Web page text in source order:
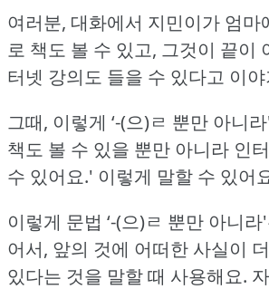
여러분, 대화에서 지민이가 엄마
로 책도 볼 수 있고, 그것이 끝이
터넷 강의도 들을 수 있다고 이
그때, 이렇게 ‘-(으)ㄹ 뿐만 아니
책도 볼 수 있을 뿐만 아니라 인
수 있어요.' 이렇게 말할 수 있어
이렇게 문법 ‘-(으)ㄹ 뿐만 아니
어서, 앞의 것에 어떠한 사실이
있다는 것을 말할 때 사용해요.